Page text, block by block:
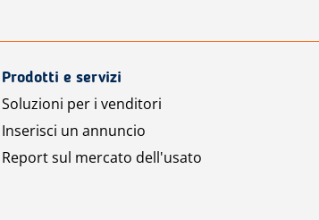
Prodotti e servizi
Soluzioni per i venditori
Inserisci un annuncio
Report sul mercato dell'usato